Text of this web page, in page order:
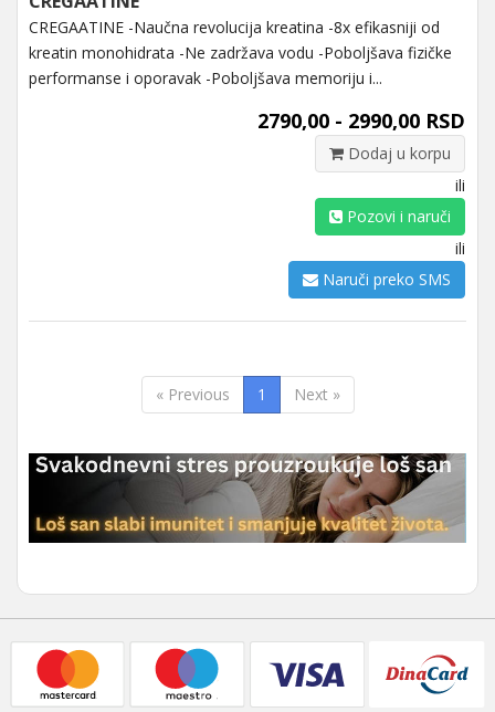
CREGAATINE -Naučna revolucija kreatina -8x efikasniji od
kreatin monohidrata -Ne zadržava vodu -Poboljšava fizičke
performanse i oporavak -Poboljšava memoriju i...
2790,00 - 2990,00 RSD
Dodaj u korpu
ili
Pozovi i naruči
ili
Naruči preko SMS
« Previous 1 Next »